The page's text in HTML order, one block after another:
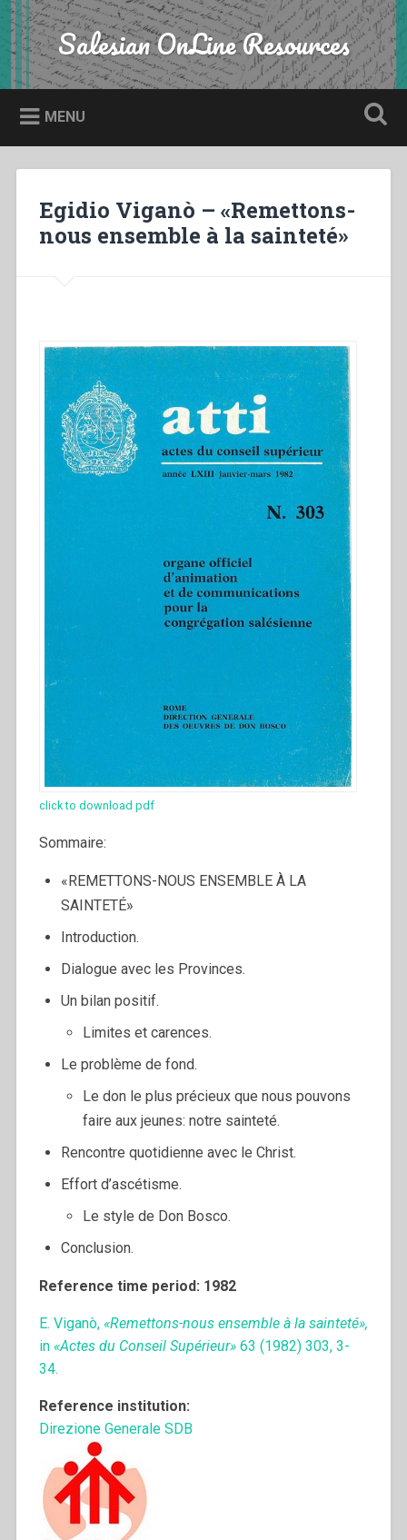
Skip
to
content
Search Salesian OnLine Resources
MENU
Egidio Viganò – «Remettons-
nous ensemble à la sainteté»
click to download pdf
Sommaire:
«REMETTONS-NOUS ENSEMBLE À LA
SAINTETÉ»
Introduction.
Dialogue avec les Provinces.
Un bilan positif.
Limites et carences.
Le problème de fond.
Le don le plus précieux que nous pouvons
faire aux jeunes: notre sainteté.
Rencontre quotidienne avec le Christ.
Effort d’ascétisme.
Le style de Don Bosco.
Conclusion.
Reference time period: 1982
E. Viganò, «Remettons-nous ensemble à la sainteté»,
in «Actes du Conseil Supérieur» 63 (1982) 303, 3-
34.
Reference institution:
Direzione Generale SDB